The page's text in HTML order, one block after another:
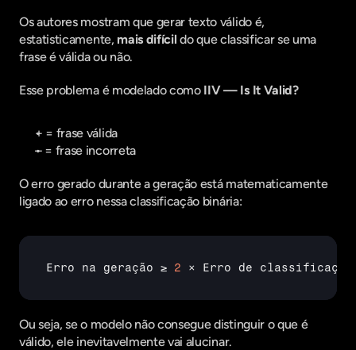
Os autores mostram que gerar texto válido é,
estatisticamente, mais difícil do que classificar se uma
frase é válida ou não.
Esse problema é modelado como IIV — Is It Valid?
+ = frase válida
– = frase incorreta
O erro gerado durante a geração está matematicamente
ligado ao erro nessa classificação binária:
Erro na geração ≥ 2 × Erro de classificação
Ou seja, se o modelo não consegue distinguir o que é
válido, ele inevitavelmente vai alucinar.